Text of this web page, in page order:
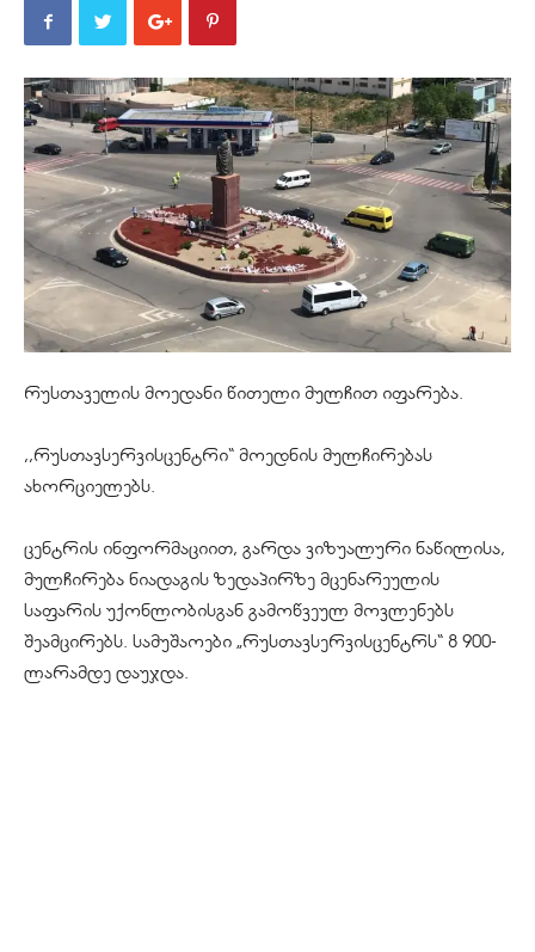
რუსთაველის მოედანი წითელი მულჩით იფარება.
,,რუსთავსერვისცენტრი“ მოედნის მულჩირებას
ახორციელებს.
ცენტრის ინფორმაციით, გარდა ვიზუალური ნაწილისა,
მულჩირება ნიადაგის ზედაპირზე მცენარეულის
საფარის უქონლობისგან გამოწვეულ მოვლენებს
შეამცირებს. სამუშაოები „რუსთავსერვისცენტრს“ 8 900-
ლარამდე დაუჯდა.